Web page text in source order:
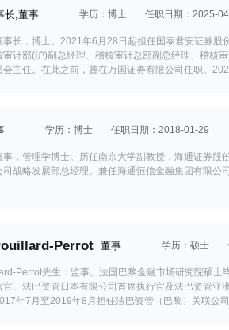
长,董事 学历：博士 任职日期：2025-
事长，博士。2021年6月28日起担任国泰君安证券
审计部(沪)副总经理、稽核审计总部副总经理、稽核
主任。在此之前，曾在万国证券有限公司任职。
学历：博士 任职日期：2018-01-29
事，管理学博士。历任南京大学副教授，海通证券
战略发展部总经理。兼任海通恒信金融集团有限公
Perrot 董事 学历：硕士
Perrot先生：监事。法国巴黎金融市场研究院硕
官、法巴资管日本有限公司首席执行官及法巴资管
年7月至2019年8月担任法巴资管（巴黎）关联公